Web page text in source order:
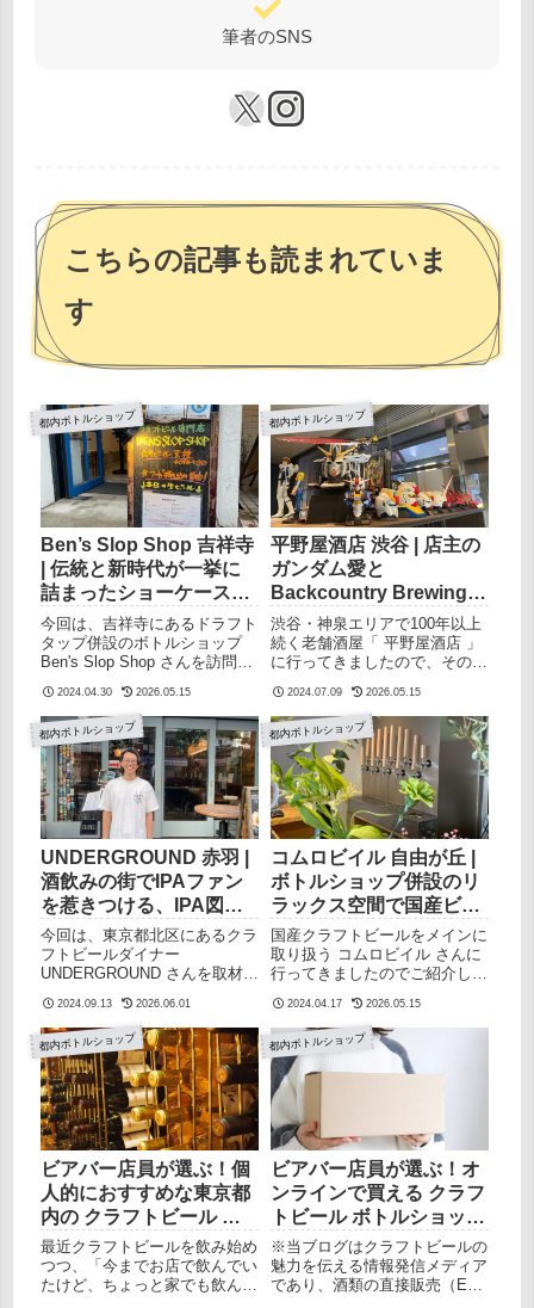
筆者のSNS
こちらの記事も読まれていま
す
都内ボトルショップ
Ben’s Slop Shop 吉祥寺
| 伝統と新時代が一挙に
詰まったショーケースを
擁するボトルショップ
今回は、吉祥寺にあるドラフト
タップ併設のボトルショップ
Ben's Slop Shop さんを訪問し
記事は以下のような方に向けて
書かれています東京都内のクラ
フトビール販売店を知りたい吉
祥寺でクラフトビールが飲め
る/買えるところを探している
北米やヨーロッパ、国産ビール
を買いたいBen's Slop Shopが
どんなところか知りたい某スタ
ッフさんにお話を伺ったので、
それらを踏まえて記事にさせて
いただきました。Ben's Slop
Shopはどんなところ？吉祥寺
駅から徒歩7分くらい、PARCO
を抜けたその先にあります。こ
ちら外観。B...
2024.04.30 2026.05.15
都内ボトルショップ
平野屋酒店 渋谷 | 店主の
ガンダム愛と
Backcountry Brewingと
の馴れ初めを聞く夜
渋谷・神泉エリアで100年以上
続く老舗酒屋「 平野屋酒店 」
に行ってきましたので、その様
以下のような方に向けて書かれ
ています東京都内のクラフトビ
ール販売店を知りたい渋谷付近
でクラフトビールが買えるとこ
ろを探しているカナダ、ベルギ
ービールを買いたい平野屋酒店
がどういうところなのか知りた
い平野屋酒店 はどんなとこ
ろ？まずは外観から。ザ・酒屋
さん。創業は1907年なので、
超老舗です。一方で、同じ店内
でビアスタンドとしての営業は
2013年からです。地主さんで
す。神泉エリアでは通り沿いに
あり、近くにオフィスビルが多
いので平日は賑わうそう...
2024.07.09 2026.05.15
都内ボトルショップ
UNDERGROUND 赤羽 |
酒飲みの街でIPAファン
を惹きつける、IPA図鑑
のようなクラフトビール
レストラン
今回は、東京都北区にあるクラ
フトビールダイナー
UNDERGROUND さんを取材さ
内屈指の飲み文化が盛んな街で
す。今回は、赤羽一オシャレな
空間でクラフトビールとイタリ
アンフードを提供する
UNDERGROUND さんの魅力を
深掘ります。この記事は以下の
ような方に向けて書かれていま
す東京都内のクラフトビール販
売店を知りたい赤羽でクラフト
ビールを飲める場所を探してい
る多種多様なIPAを心ゆくまで
堪能したい赤羽
UNDERGROUNDというお店が
気になるUNDERGROUND はど
んなところ？お店はJR埼京線
赤羽駅東口方面にありま...
2024.09.13 2026.06.01
都内ボトルショップ
コムロビイル 自由が丘 |
ボトルショップ併設のリ
ラックス空間で国産ビー
ルを嗜む
国産クラフトビールをメインに
取り扱う コムロビイル さんに
行ってきましたのでご紹介しま
に向けて書かれています東京都
内のクラフトビール販売店を知
りたい自由が丘でビールのお店
を探しているコムロビイルがど
んなところか知りたいお土産に
ビールをクラフトビールを買っ
ていきたいコムロビイルはどん
なところ？自由が丘駅から徒歩
3分くらい。開けた道沿いにコ
ムロビイルさんはあります。外
観はこちら。外からも店内が見
えるので、入りやすいです。こ
の看板が目印です。裏側にも可
愛いサインがあるので、来店さ
れた際は要チェック。 この投
稿をInstagramで見...
2024.04.17 2026.05.15
都内ボトルショップ
ビアバー店員が選ぶ！個
人的におすすめな東京都
内の クラフトビール ボ
トルショップ3選 【販売
店/買える店】
最近クラフトビールを飲み始め
つつ、「今までお店で飲んでい
たけど、ちょっと家でも飲んで
都内ボトルショップ
ビアバー店員が選ぶ！オ
ンラインで買える クラフ
トビール ボトルショップ
３選【ギフトにも！】
※当ブログはクラフトビールの
魅力を伝える情報発信メディア
であり、酒類の直接販売（EC